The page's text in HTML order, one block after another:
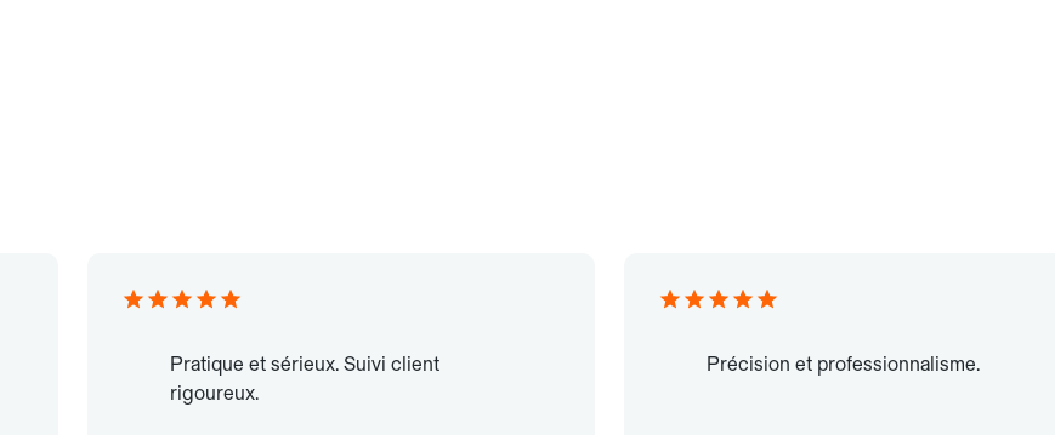
Pratique et sérieux. Suivi client
rigoureux.
Précision et professionnalisme.